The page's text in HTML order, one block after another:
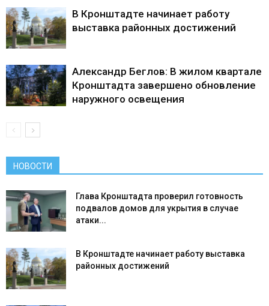
В Кронштадте начинает работу
выставка районных достижений
Александр Беглов: В жилом квартале
Кронштадта завершено обновление
наружного освещения
НОВОСТИ
Глава Кронштадта проверил готовность
подвалов домов для укрытия в случае
атаки...
В Кронштадте начинает работу выставка
районных достижений